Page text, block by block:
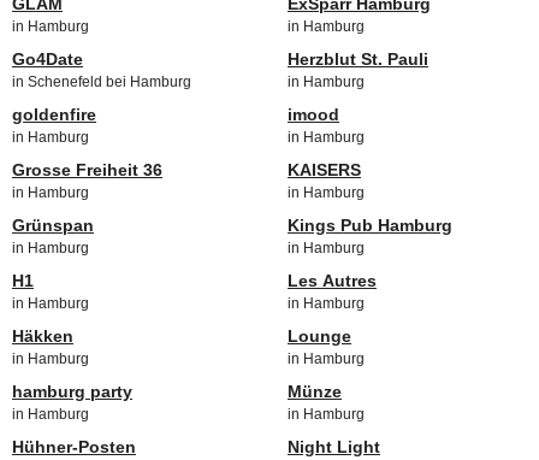
in Hamburg
Go4Date
in Schenefeld bei Hamburg
goldenfire
in Hamburg
Grosse Freiheit 36
in Hamburg
Grünspan
in Hamburg
H1
in Hamburg
Häkken
in Hamburg
hamburg party
in Hamburg
Hühner-Posten
in Hamburg
Herzblut St. Pauli
in Hamburg
imood
in Hamburg
KAISERS
in Hamburg
Kings Pub Hamburg
in Hamburg
Les Autres
in Hamburg
Lounge
in Hamburg
Münze
in Hamburg
Night Light